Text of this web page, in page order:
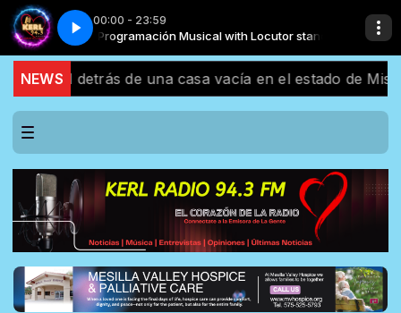
00:00 - 23:59
standard Programación Musical with Locutor standard
Cuando di contigo_Carlos Garcia
NEWS
detrás de una casa vacía en el estado de